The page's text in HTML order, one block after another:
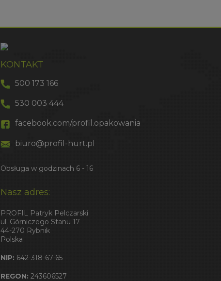
KONTAKT
500 173 166
530 003 444
facebook.com/profil.opakowania
biuro@profil-hurt.pl
Obsługa w godzinach 6 - 16
Nasz adres:
PROFIL Patryk Pelczarski
ul. Górniczego Stanu 17
44-270 Rybnik
Polska
NIP: 642-318-67-65
REGON: 243606527